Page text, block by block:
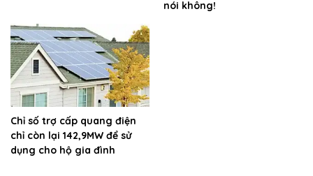
nói không!
Chỉ số trợ cấp quang điện
chỉ còn lại 142,9MW để sử
dụng cho hộ gia đình